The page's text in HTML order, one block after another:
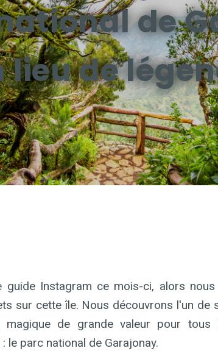
de
lieu de
Instagram ce mois-ci, alors nous
sur cette île. Nous découvrons l'un de
de grande valeur pour tous
le parc national de Garajonay.